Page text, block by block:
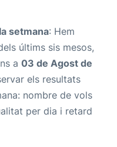
setmana: Hem
últims sis mesos,
a 03 de Agost de
els resultats
nombre de vols
per dia i retard